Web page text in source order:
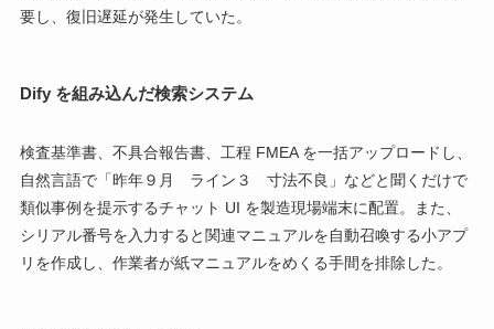
要し、復旧遅延が発生していた。
Dify を組み込んだ検索システム
検査基準書、不具合報告書、工程 FMEA を一括アップロードし、
自然言語で「昨年９月 ライン３ 寸法不良」などと聞くだけで
類似事例を提示するチャット UI を製造現場端末に配置。また、
シリアル番号を入力すると関連マニュアルを自動召喚する小アプ
リを作成し、作業者が紙マニュアルをめくる手間を排除した。